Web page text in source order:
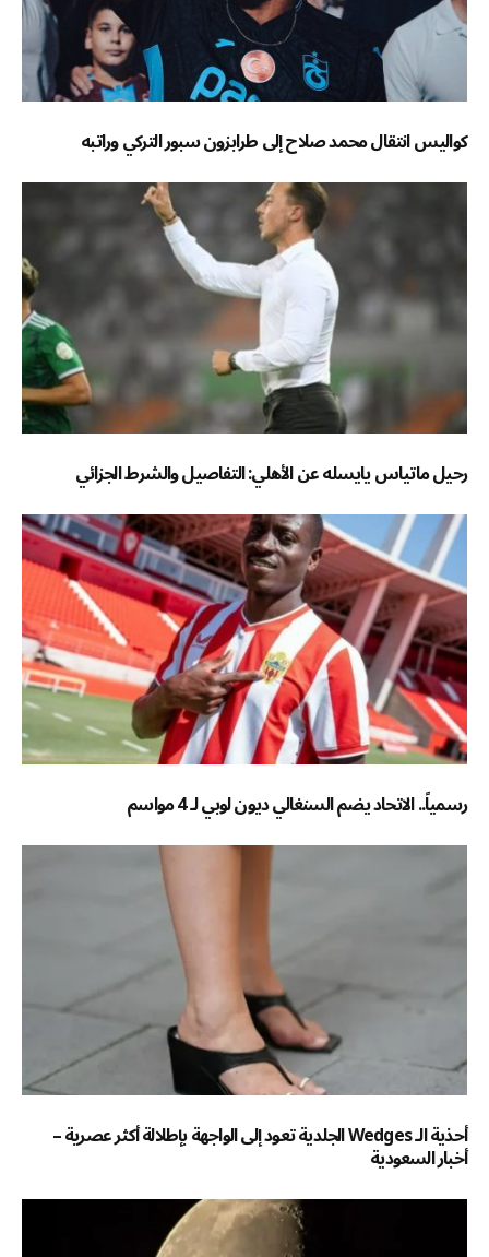
كواليس انتقال محمد صلاح إلى طرابزون سبور التركي وراتبه
رحيل ماتياس يايسله عن الأهلي: التفاصيل والشرط الجزائي
رسمياً.. الاتحاد يضم السنغالي ديون لوبي لـ 4 مواسم
أحذية الـ Wedges الجلدية تعود إلى الواجهة بإطلالة أكثر عصرية –
أخبار السعودية